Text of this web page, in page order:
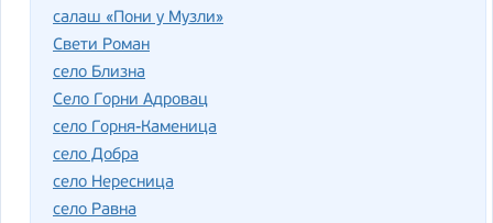
салаш «Пони у Музли»
Свети Роман
село Близна
Село Горни Адровац
село Горня-Каменица
село Добра
село Нересница
село Равна